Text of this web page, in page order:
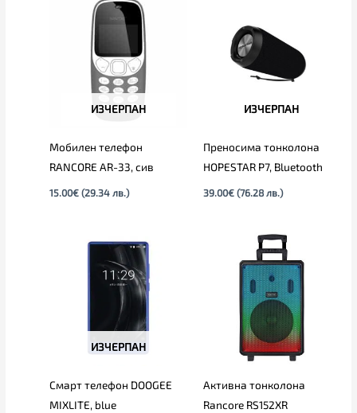
ИЗЧЕРПАН
Мобилен телефон
RANCORE AR-33, сив
15.00€ (29.34 лв.)
ИЗЧЕРПАН
Преносима тонколона
HOPESTAR P7, Bluetooth
39.00€ (76.28 лв.)
ИЗЧЕРПАН
Смарт телефон DOOGEE
MIXLITE, blue
Активна тонколона
Rancore RS152XR